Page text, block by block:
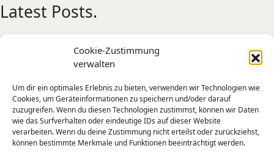
Cookie-Zustimmung
verwalten
Um dir ein optimales Erlebnis zu bieten, verwenden wir Technologien wie
Cookies, um Geräteinformationen zu speichern und/oder darauf
zuzugreifen. Wenn du diesen Technologien zustimmst, können wir Daten
wie das Surfverhalten oder eindeutige IDs auf dieser Website
verarbeiten. Wenn du deine Zustimmung nicht erteilst oder zurückziehst,
können bestimmte Merkmale und Funktionen beeinträchtigt werden.
Latest Posts.
Oldenburg
Tone Transfer
A Sonic Weekend in New York
Künstliche Intelligenz – Intelligente Kunst?
Mensch-Maschine-Interaktion und kreative